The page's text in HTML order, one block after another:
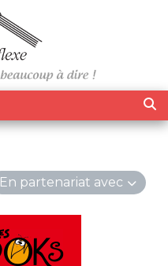
En partenariat avec